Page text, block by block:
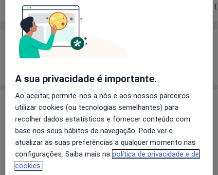
Experiência Preços Opiniões
Experiência
Preços
Sem informação sobre serviços e preços
Este especialista ainda não adicionou nenhuma
informação sobre serviços
A sua privacidade é importante.
Ao aceitar, permite-nos a nós e aos nossos parceiros
utilizar cookies (ou tecnologias semelhantes) para
recolher dados estatísticos e fornecer conteúdo com
base nos seus hábitos de navegação. Pode ver e
atualizar as suas preferências a qualquer momento nas
configurações. Saiba mais na política de privacidade e de
cookies.